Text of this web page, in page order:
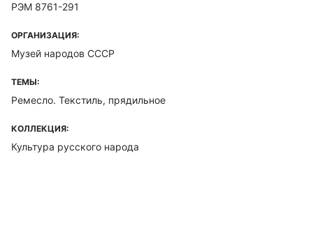
РЭМ 8761-291
ОРГАНИЗАЦИЯ:
Музей народов СССР
ТЕМЫ:
Ремесло. Текстиль, прядильное
КОЛЛЕКЦИЯ:
Культура русского народа